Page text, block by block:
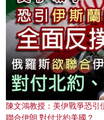
陳文鴻教授：美伊戰爭恐引
聯合伊朗 對付北約美國？